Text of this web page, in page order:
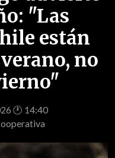
"Las
están
no
🕐 14:40